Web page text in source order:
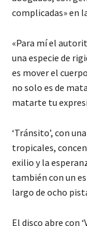
complicadas» en
«Para mí el
una especie de
es mover el
no solo es de
matarte tu
‘Tránsito’, con
tropicales,
exilio y la
también con un
largo de ocho
El disco abre con